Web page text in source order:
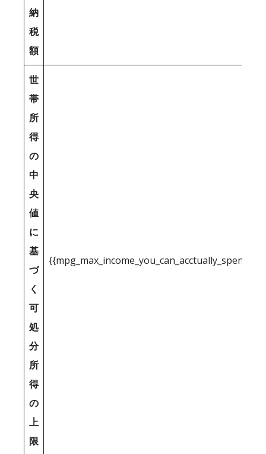
納
税
額
世
帯
所
得
の
中
央
値
に
基
づ
く
可
処
分
所
得
の
上
限